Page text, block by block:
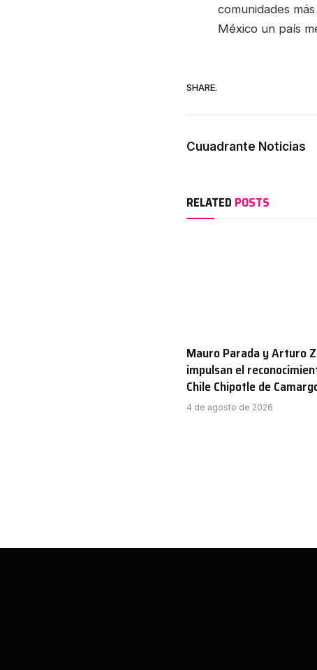
comunidades
México un país
SHARE.
Cuuadrante Noticias
RELATED POSTS
Mauro Parada y Arturo
impulsan el
Chile Chipotle de
4 de agosto de 2026